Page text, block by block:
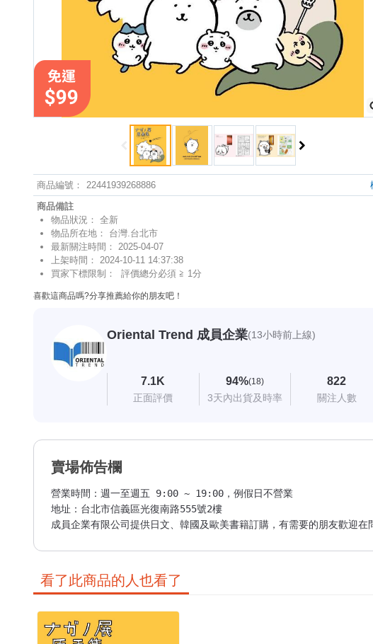
商品編號 ： 22441939268886
商品備註
物品狀況： 全新
物品所在地： 台灣.台北市
最新關注時間： 2025-04-07
上架時間： 2024-10-11 14:37:38
買家下標限制： 評價總分必須 ≧ 1分
喜歡這商品嗎?分享推薦給你的朋友吧！
Oriental Trend 成員企業(13小時前上線)
7.1K
正面評價
94%(18)
3天內出貨及時率
822
關注人數
賣場佈告欄
營業時間：週一至週五 9:00 ~ 19:00，例假日不營業
地址：台北市信義區光復南路555號2樓
成員企業有限公司提供日文、韓國及歐美書籍訂購，有需要的朋友歡迎在
看了此商品的人也看了